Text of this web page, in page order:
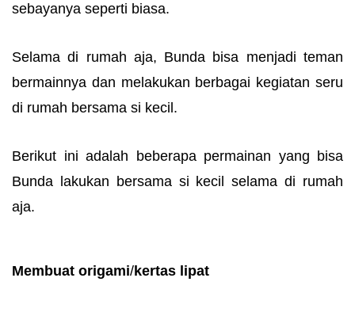
sebayanya seperti biasa.
Selama di rumah aja, Bunda bisa menjadi teman
bermainnya dan melakukan berbagai kegiatan seru
di rumah bersama si kecil.
Berikut ini adalah beberapa permainan yang bisa
Bunda lakukan bersama si kecil selama di rumah
aja.
Membuat origami/kertas lipat